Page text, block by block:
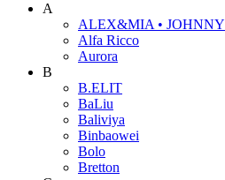
A
ALEX&MIA • JOHNNY
Alfa Ricco
Aurora
B
B.ELIT
BaLiu
Baliviya
Binbaowei
Bolo
Bretton